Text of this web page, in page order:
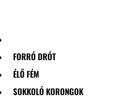
FORRÓ DRÓT
ÉLŐ FÉM
SOKKOLÓ KORONGOK